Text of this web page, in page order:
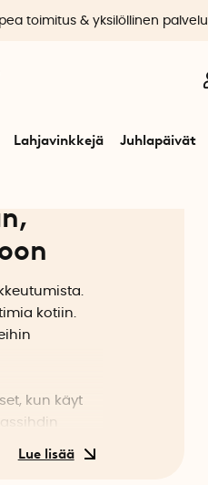
Lahjavinkkejä Juhlapäivät
toimitus & yksilöllinen palvelu
kotiin.
kun käyt